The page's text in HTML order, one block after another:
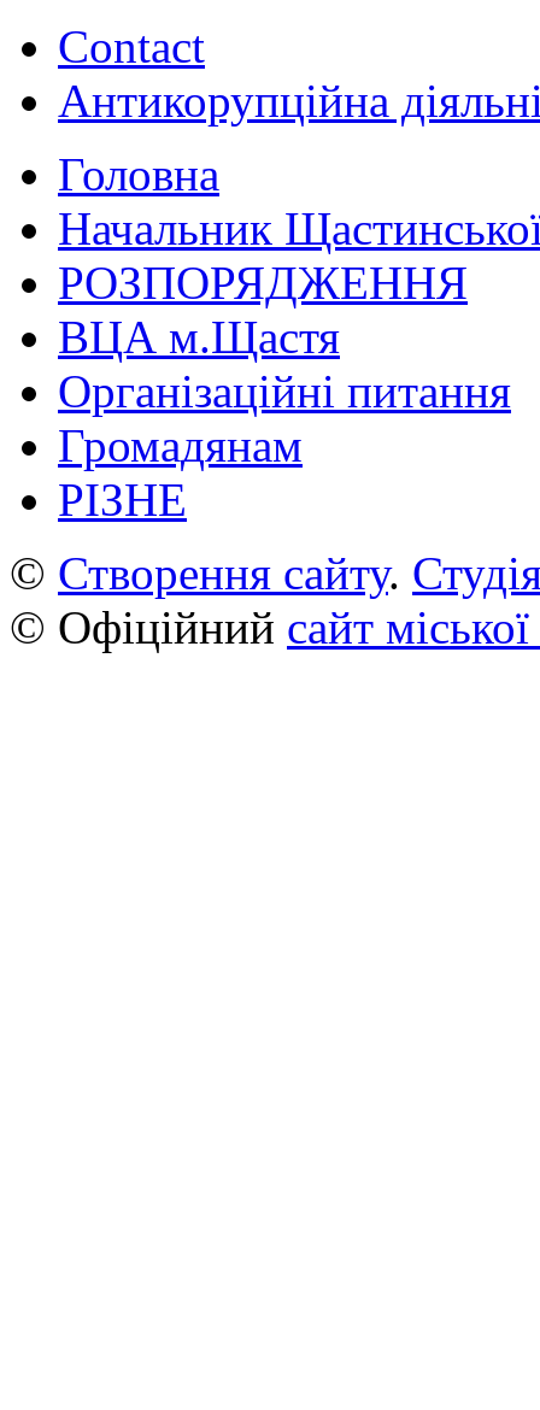
Contact
Антикорупційна
Головна
Начальник
РОЗПОРЯДЖЕННЯ
ВЦА м.Щастя
Організаційні питання
Громадянам
РІЗНЕ
© Створення сайту.
© Офіційний сайт